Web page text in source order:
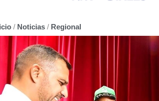
/ Noticias / Regional